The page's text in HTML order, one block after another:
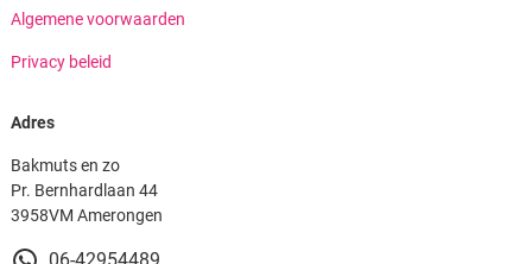
Algemene voorwaarden
Privacy beleid
Adres
Bakmuts en zo
Pr. Bernhardlaan 44
3958VM Amerongen